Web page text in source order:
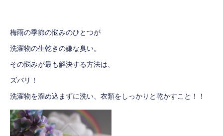
梅雨の季節の悩みのひとつが
洗濯物の生乾きの嫌な臭い。
その悩みが最も解決する方法は、
ズバリ！
洗濯物を溜め込まずに洗い、衣類をしっかりと乾かすこと！！